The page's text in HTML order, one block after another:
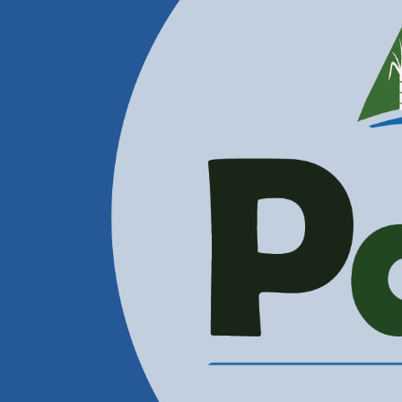
Correos Electrónicos